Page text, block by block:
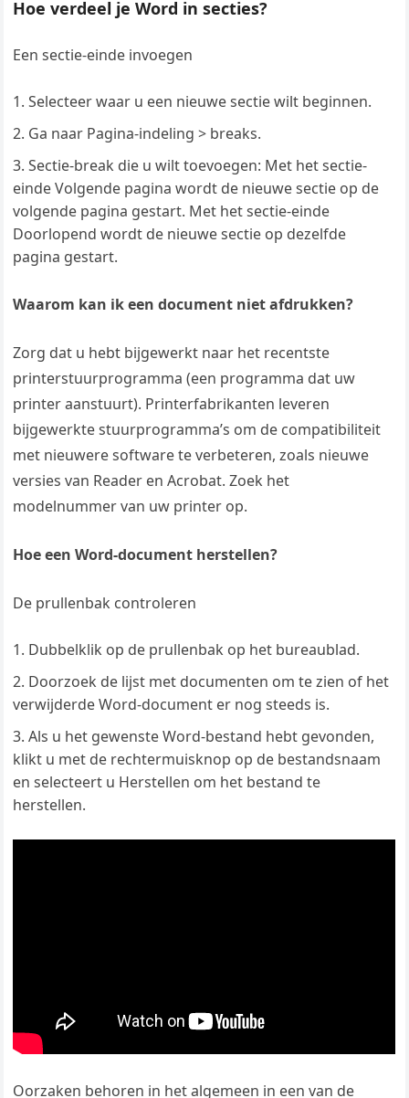
Hoe verdeel je Word in secties?
Een sectie-einde invoegen
Selecteer waar u een nieuwe sectie wilt beginnen.
Ga naar Pagina-indeling > breaks.
Sectie-break die u wilt toevoegen: Met het sectie-
einde Volgende pagina wordt de nieuwe sectie op de
volgende pagina gestart. Met het sectie-einde
Doorlopend wordt de nieuwe sectie op dezelfde
pagina gestart.
Waarom kan ik een document niet afdrukken?
Zorg dat u hebt bijgewerkt naar het recentste
printerstuurprogramma (een programma dat uw
printer aanstuurt). Printerfabrikanten leveren
bijgewerkte stuurprogramma’s om de compatibiliteit
met nieuwere software te verbeteren, zoals nieuwe
versies van Reader en Acrobat. Zoek het
modelnummer van uw printer op.
Hoe een Word-document herstellen?
De prullenbak controleren
Dubbelklik op de prullenbak op het bureaublad.
Doorzoek de lijst met documenten om te zien of het
verwijderde Word-document er nog steeds is.
Als u het gewenste Word-bestand hebt gevonden,
klikt u met de rechtermuisknop op de bestandsnaam
en selecteert u Herstellen om het bestand te
herstellen.
Oorzaken behoren in het algemeen in een van de